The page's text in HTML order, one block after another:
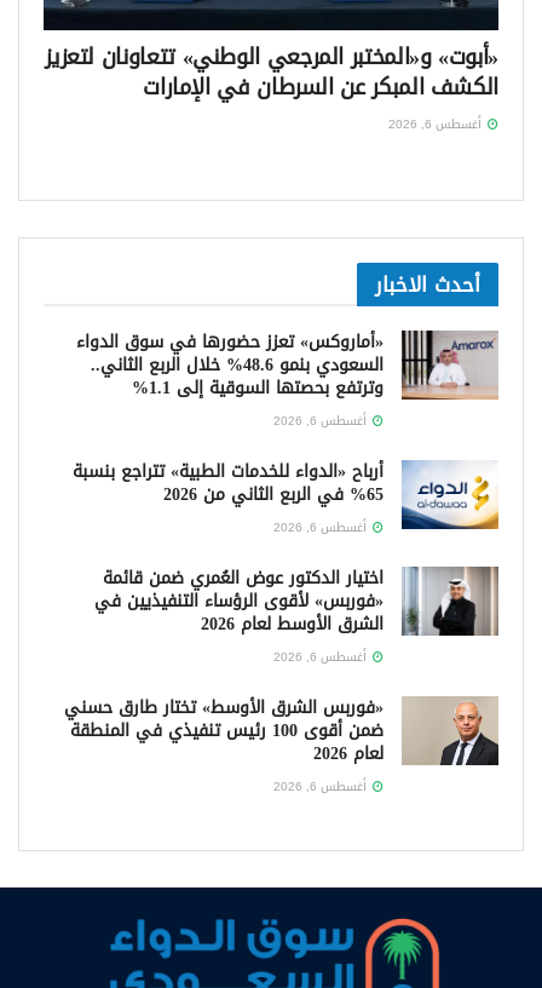
«أبوت» و«المختبر المرجعي الوطني» تتعاونان لتعزيز
الكشف المبكر عن السرطان في الإمارات
أغسطس 6, 2026
أحدث الاخبار
«أماروكس» تعزز حضورها في سوق الدواء
السعودي بنمو 48.6% خلال الربع الثاني..
وترتفع بحصتها السوقية إلى 1.1%
أغسطس 6, 2026
أرباح «الدواء للخدمات الطبية» تتراجع بنسبة
65% في الربع الثاني من 2026
أغسطس 6, 2026
اختيار الدكتور عوض العُمري ضمن قائمة
«فوربس» لأقوى الرؤساء التنفيذيين في
الشرق الأوسط لعام 2026
أغسطس 6, 2026
«فوربس الشرق الأوسط» تختار طارق حسني
ضمن أقوى 100 رئيس تنفيذي في المنطقة
لعام 2026
أغسطس 6, 2026